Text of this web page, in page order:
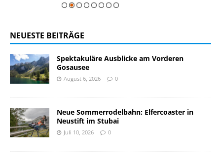
NEUESTE BEITRÄGE
Spektakuläre Ausblicke am Vorderen
Gosausee
August 6, 2026 0
Neue Sommerrodelbahn: Elfercoaster in
Neustift im Stubai
Juli 10, 2026 0